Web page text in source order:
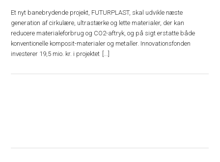
Et nyt banebrydende projekt, FUTURPLAST, skal udvikle næste
generation af cirkulære, ultrastærke og lette materialer, der kan
reducere materialeforbrug og CO2-aftryk, og på sigt erstatte både
konventionelle komposit-materialer og metaller. Innovationsfonden
investerer 19,5 mio. kr. i projektet